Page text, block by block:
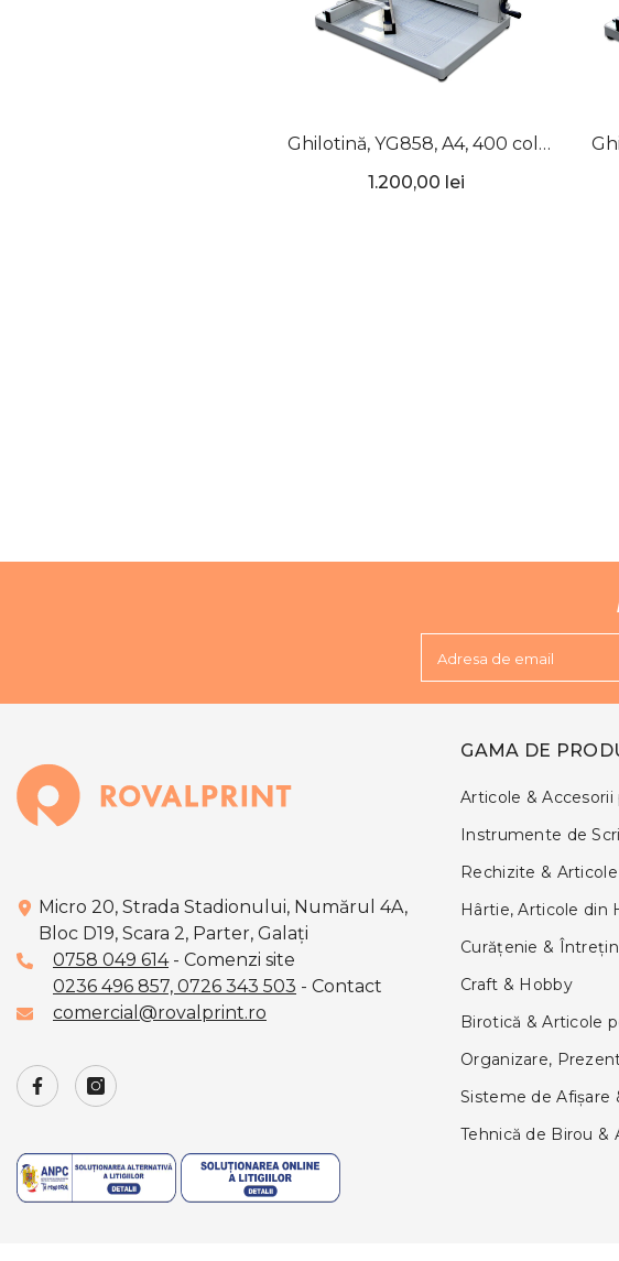
Ghilotină, YG858, A4, 400 coli,
UNITEC
1.200,00 lei
Adresa de email
Micro 20, Strada Stadionului, Numărul 4A,
Bloc D19, Scara 2, Parter, Galaţi
0758 049 614- Comenzi site
0236 496 857, 0726 343 503 - Contact
comercial@rovalprint.ro
GAMA DE
Articole &
Instrumente de
Rechizite &
Hârtie, Articole din
Curățenie &
Craft & Hobby
Birotică & Articole
Organizare,
Sisteme de Afişare
Tehnică de Birou &